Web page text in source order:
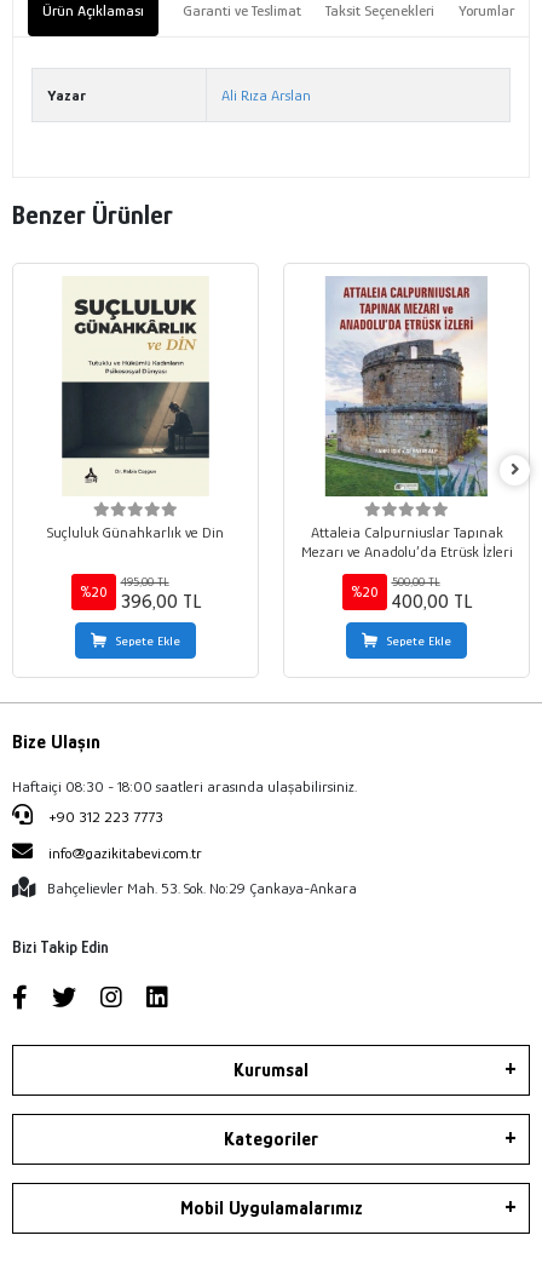
Ürün Açıklaması Garanti ve Teslimat Taksit Seçenekleri Yorumlar
Yazar Ali Rıza Arslan
Benzer Ürünler
Suçluluk Günahkarlık ve Din
%20
495,00 TL
396,00 TL
Sepete Ekle
Attaleia Calpurniuslar Tapınak
Mezarı ve Anadolu’da Etrüsk İzleri
%20
500,00 TL
400,00 TL
Sepete Ekle
Bize Ulaşın
Haftaiçi 08:30 - 18:00 saatleri arasında ulaşabilirsiniz.
+90 312 223 7773
info@gazikitabevi.com.tr
Bahçelievler Mah. 53. Sok. No:29 Çankaya-Ankara
Bizi Takip Edin
Kurumsal
Kategoriler
Mobil Uygulamalarımız